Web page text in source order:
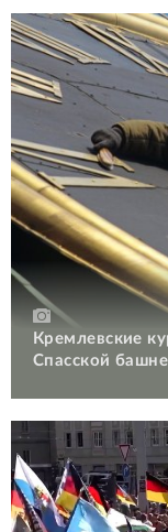
Кремлевские
Спасской